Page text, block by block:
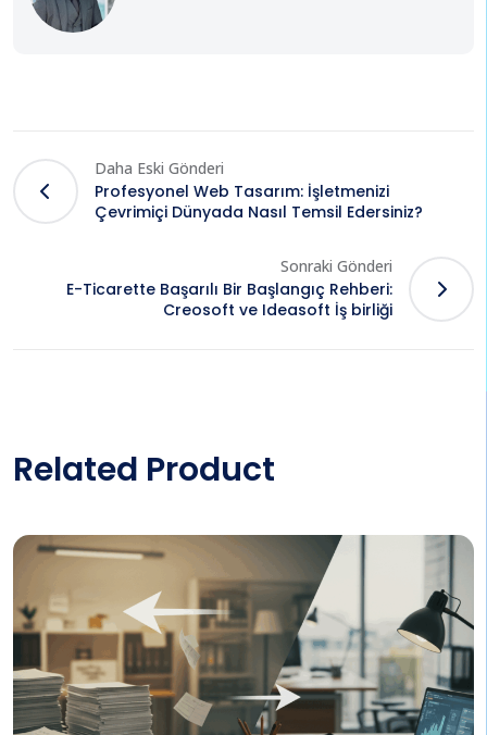
Daha Eski Gönderi
Profesyonel Web Tasarım: İşletmenizi
Çevrimiçi Dünyada Nasıl Temsil Edersiniz?
Sonraki Gönderi
E-Ticarette Başarılı Bir Başlangıç Rehberi:
Creosoft ve Ideasoft İş birliği
Related Product